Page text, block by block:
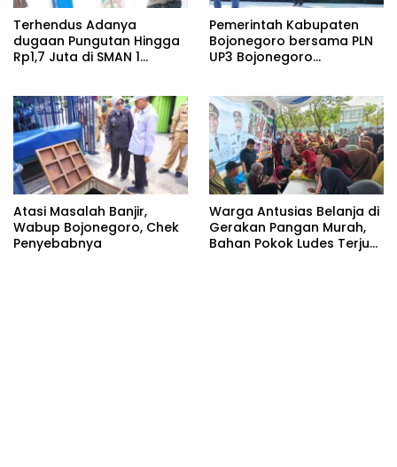
Terhendus Adanya
dugaan Pungutan Hingga
Rp1,7 Juta di SMAN 1
Saat Konfirmasi
Pemerintah Kabupaten
Bojonegoro bersama PLN
UP3 Bojonegoro
Atasi Masalah Banjir,
Wabup Bojonegoro, Chek
Penyebabnya
Warga Antusias Belanja di
Gerakan Pangan Murah,
Bahan Pokok Ludes Terjual